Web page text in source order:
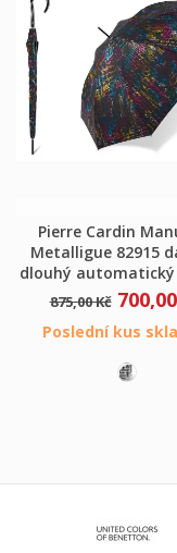
Pierre Cardin
Metalligue 82915
dlouhý
875,00 Kč
Poslední kus